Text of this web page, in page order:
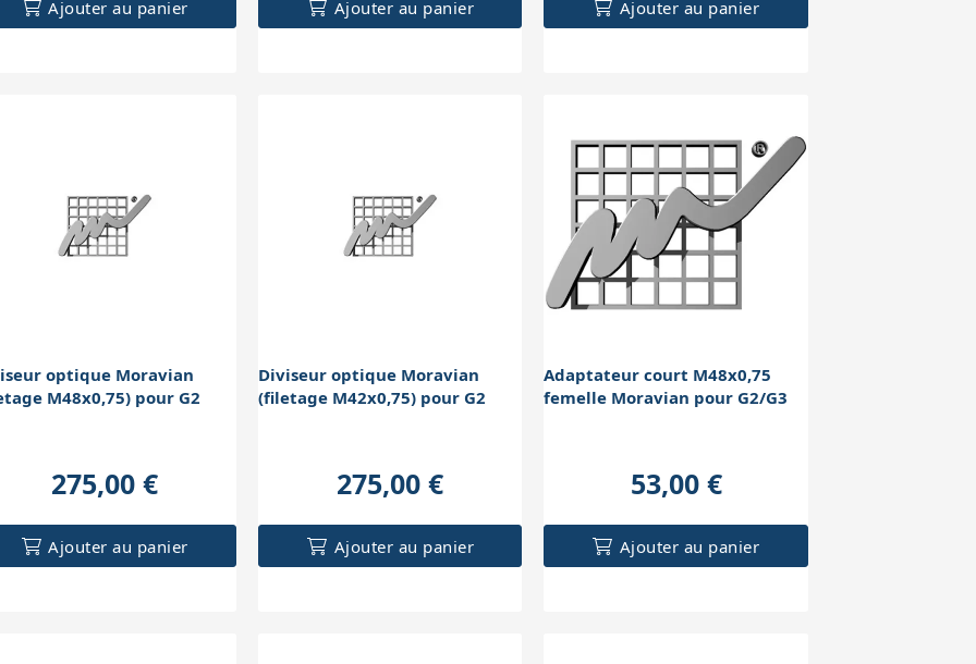
Ajouter au panier Ajouter au panier Ajouter au panier
optique Moravian
M48x0,75) pour G2
275,00 €
Ajouter au panier
Diviseur optique Moravian
(filetage M42x0,75) pour G2
275,00 €
Ajouter au panier
Adaptateur court M48x0,75
femelle Moravian pour G2/G3
53,00 €
Ajouter au panier